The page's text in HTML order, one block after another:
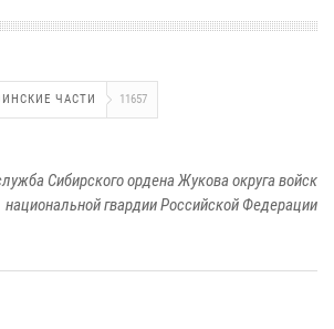
ЧАСТИ 11657
Сибирского ордена Жукова округа войск
национальной гвардии Российской Федерации